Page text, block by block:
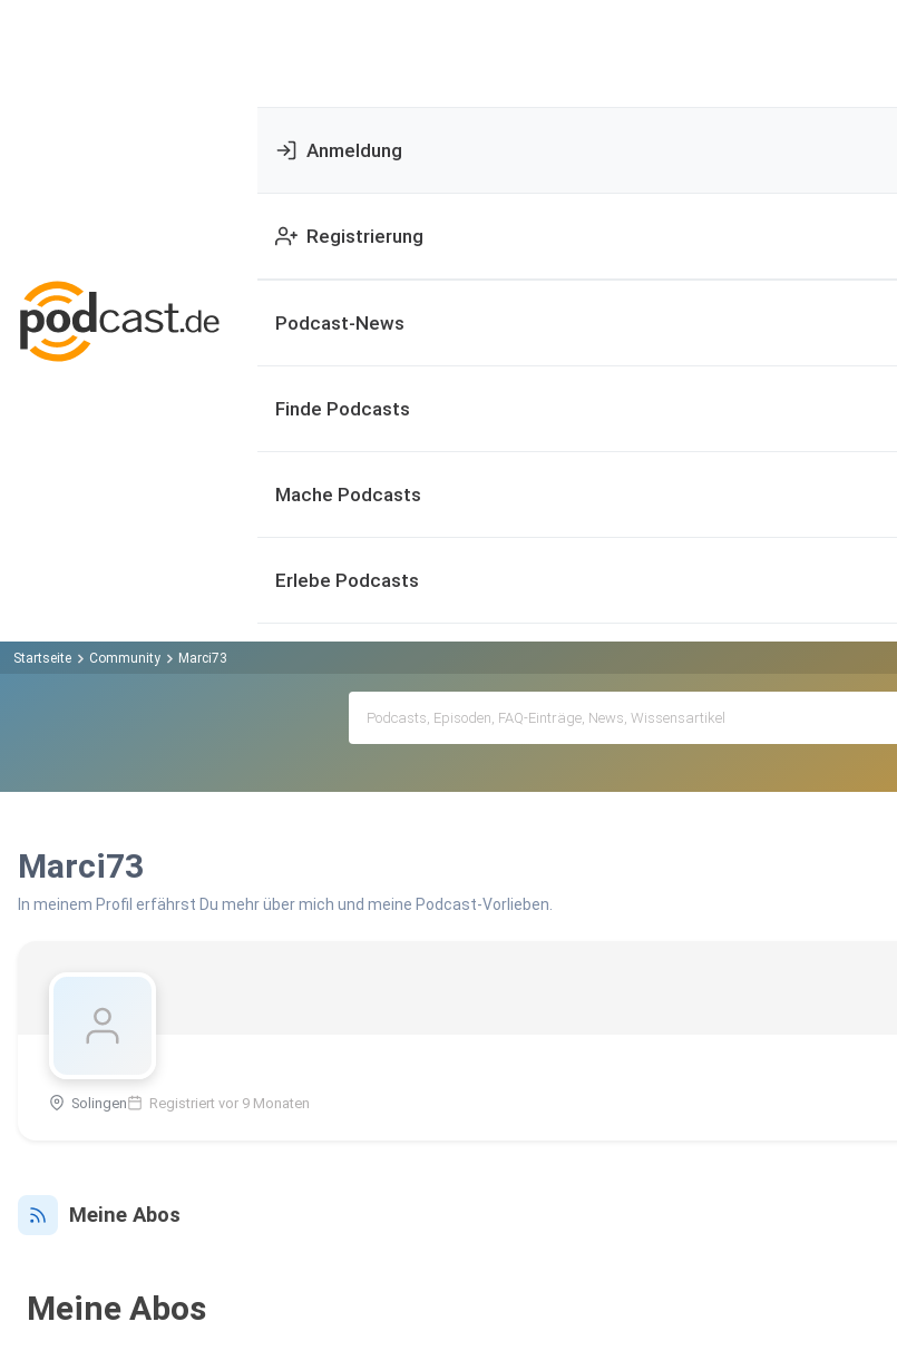
Anmeldung
Registrierung
Podcast-News
Finde Podcasts
Mache Podcasts
Erlebe Podcasts
Startseite Community Marci73
Marci73
In meinem Profil erfährst Du mehr über mich und meine Podcast-Vorlieben.
Solingen Registriert vor 9 Monaten
Meine Abos
Meine Abos